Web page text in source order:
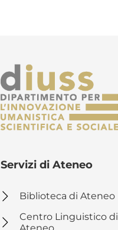
Servizi di Ateneo
Biblioteca di Ateneo
Centro Linguistico di